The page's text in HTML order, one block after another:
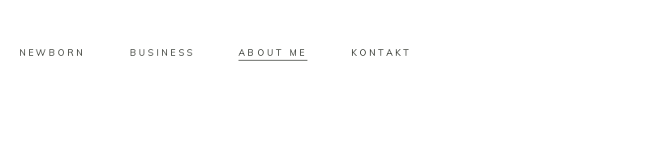
NEWBORN BUSINESS ABOUT ME KONTAKT